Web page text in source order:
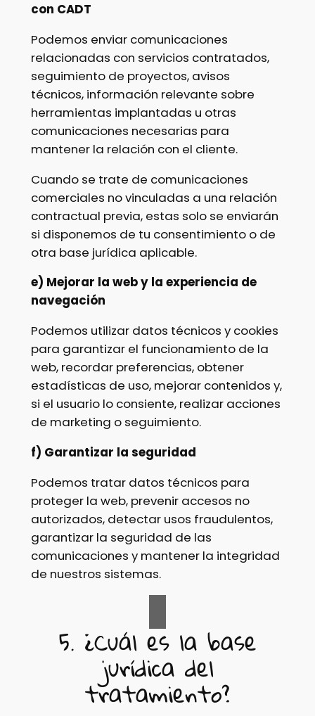
con CADT
Podemos enviar comunicaciones
relacionadas con servicios contratados,
seguimiento de proyectos, avisos
técnicos, información relevante sobre
herramientas implantadas u otras
comunicaciones necesarias para
mantener la relación con el cliente.
Cuando se trate de comunicaciones
comerciales no vinculadas a una relación
contractual previa, estas solo se enviarán
si disponemos de tu consentimiento o de
otra base jurídica aplicable.
e) Mejorar la web y la experiencia de
navegación
Podemos utilizar datos técnicos y cookies
para garantizar el funcionamiento de la
web, recordar preferencias, obtener
estadísticas de uso, mejorar contenidos y,
si el usuario lo consiente, realizar acciones
de marketing o seguimiento.
f) Garantizar la seguridad
Podemos tratar datos técnicos para
proteger la web, prevenir accesos no
autorizados, detectar usos fraudulentos,
garantizar la seguridad de las
comunicaciones y mantener la integridad
de nuestros sistemas.
5. ¿Cuál es la base
jurídica del
tratamiento?